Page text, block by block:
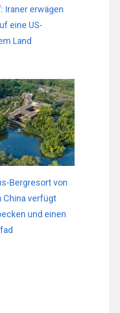
Iraner erwägen
eine US-
Land
Bergresort von
China verfügt
und einen